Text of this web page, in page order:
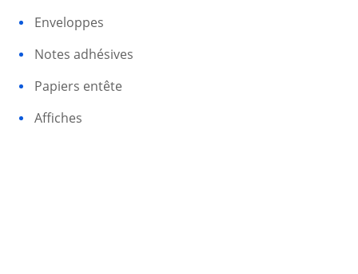
Enveloppes
Notes adhésives
Papiers entête
Affiches